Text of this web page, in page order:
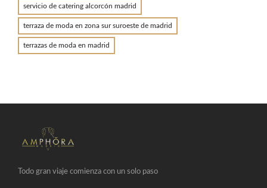
servicio de catering alcorcón madrid
terraza de moda en zona sur suroeste de madrid
terrazas de moda en madrid
Todo gran viaje comienza con un solo paso